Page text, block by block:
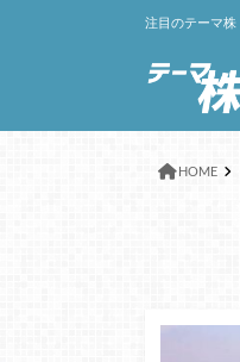
注目のテーマ株
HOME